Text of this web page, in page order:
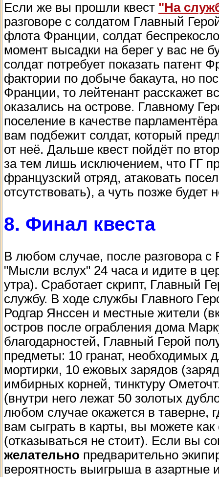
Если же вы прошли квест "На
разговоре с солдатом Главный
флота Франции, солдат
момент высадки на берег у вас не
солдат потребует показать патент
фактории по добыче бакаута, но
Франции, то лейтенант расскажет
оказались на острове. Главному
поселение в качестве
вам подбежит солдат, который
от неё. Дальше квест пойдёт по
за тем лишь исключением, что ГГ
французский отряд, атаковать
отсутствовать), а чуть позже будет
8. Финал квеста
В любом случае, после разговора
"Мысли вслух" 24 часа и идите в
утра). Сработает скрипт, Главный
службу. В ходе службы Главного
Родгар Янссен и местные жители
остров после ограбления дома
благодарностей, Главный Герой
предметы: 10 гранат, необходимых
мортирки, 10 ежовых зарядов
имбирных корней, тинктуру
(внутри него лежат 50 золотых
любом случае окажется в таверне,
вам сыграть в карты, вы можете как
(отказываться не стоит). Если вы
желательно предварительно
вероятность выигрыша в азартные